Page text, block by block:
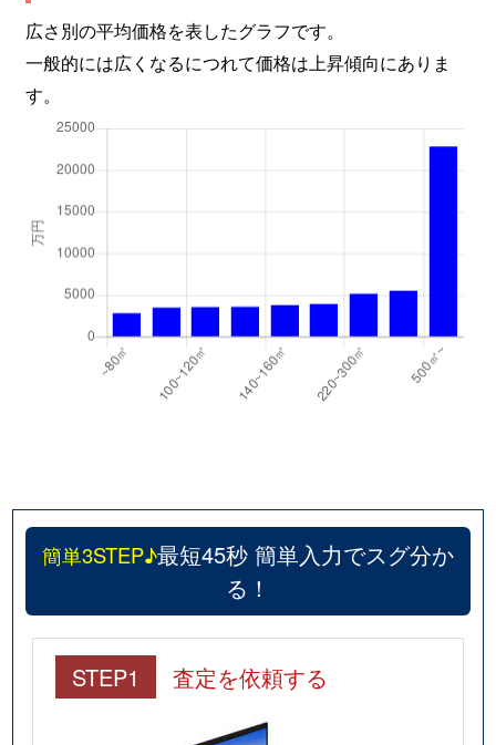
広さ別の平均価格を表したグラフです。
一般的には広くなるにつれて価格は上昇傾向にありま
す。
簡単3STEP♪最短45秒 簡単入力でスグ分か
る！
STEP1 査定を依頼する